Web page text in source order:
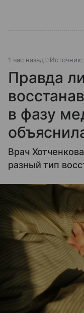
1 час назад Источник:
Правда
в фазу
Врач
разный тип